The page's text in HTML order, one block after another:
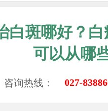
白斑哪好？白
可以从哪
咨询热线： 027-